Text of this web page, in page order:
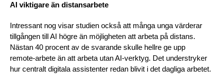
AI viktigare än distansarbete
Intressant nog visar studien också att många unga värderar
tillgången till AI högre än möjligheten att arbeta på distans.
Nästan 40 procent av de svarande skulle hellre ge upp
remote-arbete än att arbeta utan AI-verktyg. Det understryker
hur centralt digitala assistenter redan blivit i det dagliga arbetet.